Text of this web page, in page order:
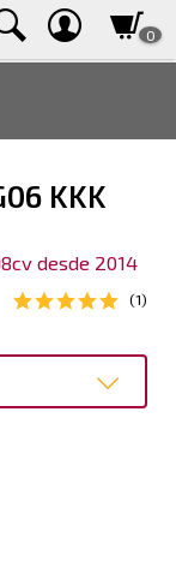
0
KKK
desde 2014
(1)